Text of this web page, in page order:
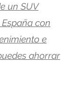
un SUV
con
e
ahorrar